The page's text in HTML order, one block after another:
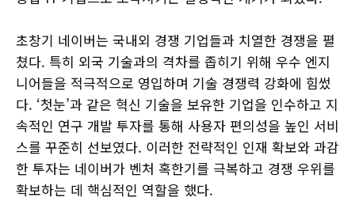
초창기 네이버는 국내외 경쟁 기업들과 치열한 경쟁을 펼
쳤다. 특히 외국 기술과의 격차를 좁히기 위해 우수 엔지
니어들을 적극적으로 영입하며 기술 경쟁력 강화에 힘썼
다. ‘첫눈’과 같은 혁신 기술을 보유한 기업을 인수하고 지
속적인 연구 개발 투자를 통해 사용자 편의성을 높인 서비
스를 꾸준히 선보였다. 이러한 전략적인 인재 확보와 과감
한 투자는 네이버가 벤처 혹한기를 극복하고 경쟁 우위를
확보하는 데 핵심적인 역할을 했다.